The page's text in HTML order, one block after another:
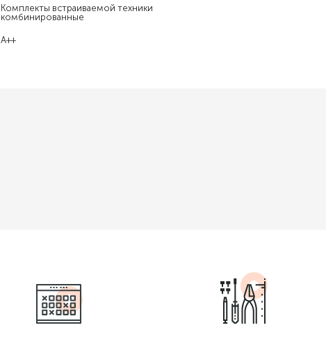
Комплекты встраиваемой техники
комбинированные
А++